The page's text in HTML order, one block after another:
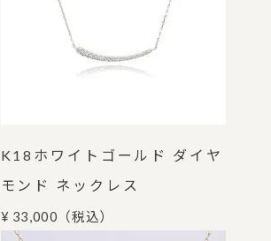
K18ホワイトゴールド ダイヤ
モンド ネックレス
¥ 33,000 （税込）